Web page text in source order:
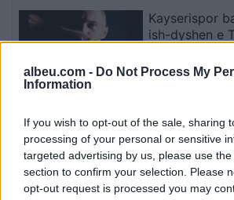
albeu.com - Do Not Process My
Information
If you wish to opt-out of the sale, sharing
processing of your personal or sensitive
targeted advertising by us, please use
section to confirm your selection. Please
opt-out request is processed you may
Kayserispor
ish-dyshen e
magjistralen
humb jetën
plagoset